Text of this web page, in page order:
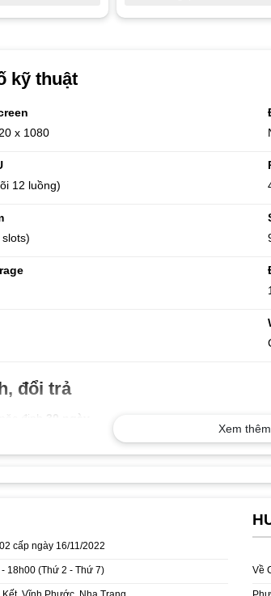
kỹ thuật
x 1080
12 luồng)
đổi trả
định 30 ngày
Dự kiến vận chuyển
Xem thêm
cấp ngày 16/11/2022
18h00 (Thứ 2 - Thứ 7) Về